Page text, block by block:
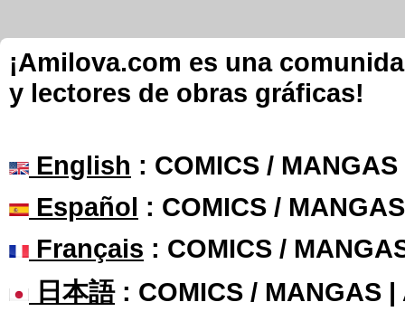
¡Amilova.com es una
y lectores de obras gráficas!
English : COMICS /
Español : COMICS /
Français : COMICS /
日本語: COMICS / MANGAS |